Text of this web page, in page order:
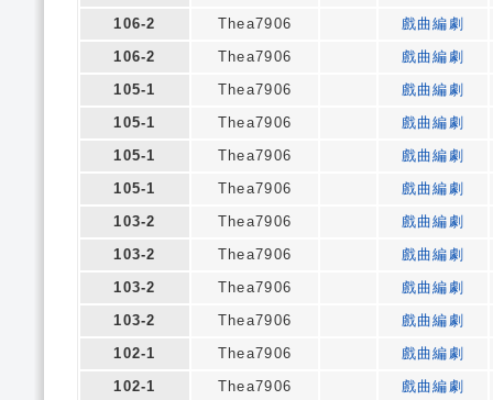
106-2
Thea7906
戲曲編劇
106-2
Thea7906
戲曲編劇
105-1
Thea7906
戲曲編劇
105-1
Thea7906
戲曲編劇
105-1
Thea7906
戲曲編劇
105-1
Thea7906
戲曲編劇
103-2
Thea7906
戲曲編劇
103-2
Thea7906
戲曲編劇
103-2
Thea7906
戲曲編劇
103-2
Thea7906
戲曲編劇
102-1
Thea7906
戲曲編劇
102-1
Thea7906 戲曲編劇